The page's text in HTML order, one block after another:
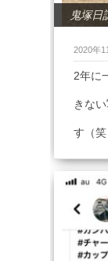
鬼塚日
2020年
2年に
きな
す（